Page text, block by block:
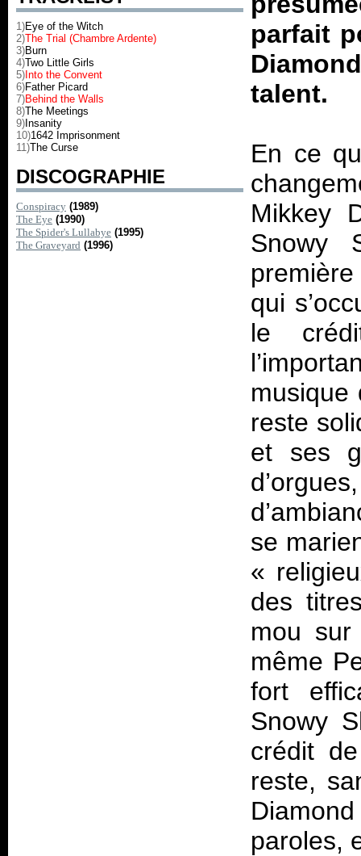
1)Eye of the Witch
2)The Trial (Chambre Ardente)
3)Burn
4)Two Little Girls
5) Into the Convent
6)Father Picard
7)Behind the Walls
8)The Meetings
9) Insanity
10)1642 Imprisonment
11)The Curse
DISCOGRAPHIE
Conspiracy (1989)
The Eye (1990)
The Spider's Lullabye (1995)
The Graveyard (1996)
parfait
talent.
En ce
Mikkey
Snowy
qui
le
musique
reste
et ses
se
«
des
mou
même
fort
Snowy
crédit
reste,
paroles,